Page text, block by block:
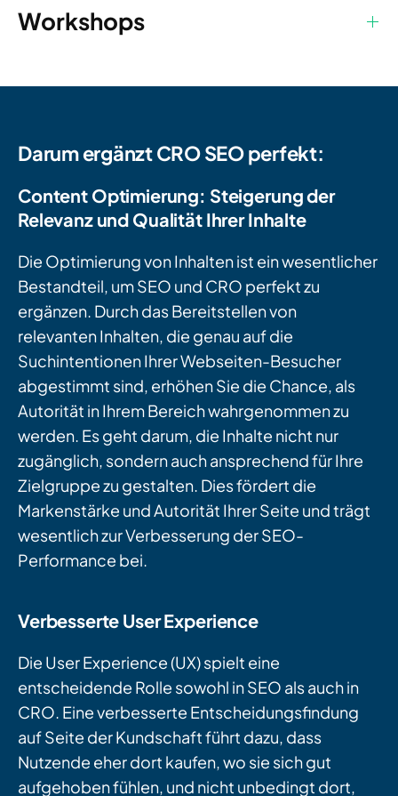
Workshops
Darum ergänzt CRO SEO perfekt:
Content Optimierung: Steigerung der
Relevanz und Qualität Ihrer Inhalte
Die Optimierung von Inhalten ist ein wesentlicher
Bestandteil, um SEO und CRO perfekt zu
ergänzen. Durch das Bereitstellen von
relevanten Inhalten, die genau auf die
Suchintentionen Ihrer Webseiten-Besucher
abgestimmt sind, erhöhen Sie die Chance, als
Autorität in Ihrem Bereich wahrgenommen zu
werden. Es geht darum, die Inhalte nicht nur
zugänglich, sondern auch ansprechend für Ihre
Zielgruppe zu gestalten. Dies fördert die
Markenstärke und Autorität Ihrer Seite und trägt
wesentlich zur Verbesserung der SEO-
Performance bei.
Verbesserte User Experience
Die User Experience (UX) spielt eine
entscheidende Rolle sowohl in SEO als auch in
CRO. Eine verbesserte Entscheidungsfindung
auf Seite der Kundschaft führt dazu, dass
Nutzende eher dort kaufen, wo sie sich gut
aufgehoben fühlen, und nicht unbedingt dort,